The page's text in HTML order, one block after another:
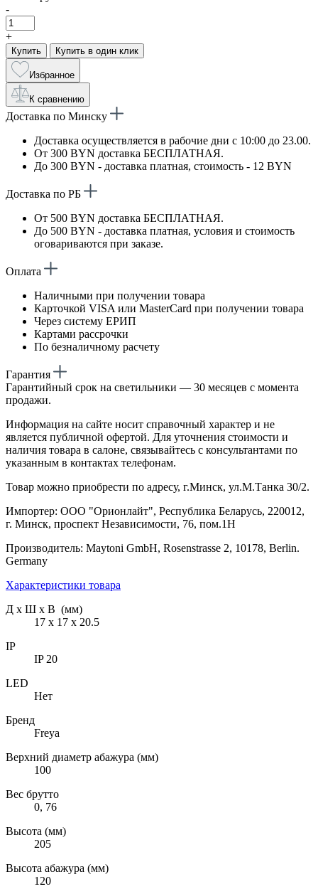
-
+
Купить Купить в один клик
Избранное
К сравнению
Доставка по Минску
Доставка осуществляется в рабочие дни с 10:00 до 23.00.
От 300 BYN доставка БЕСПЛАТНАЯ.
До 300 BYN - доставка платная, стоимость - 12 BYN
Доставка по РБ
От 500 BYN доставка БЕСПЛАТНАЯ.
До 500 BYN - доставка платная, условия и стоимость
оговариваются при заказе.
Оплата
Наличными при получении товара
Карточкой VISA или MasterCard при получении товара
Через систему ЕРИП
Картами рассрочки
По безналичному расчету
Гарантия
Гарантийный срок на светильники — 30 месяцев с момента
продажи.
Информация на сайте носит справочный характер и не
является публичной офертой. Для уточнения стоимости и
наличия товара в салоне, связывайтесь с консультантами по
указанным в контактах телефонам.
Товар можно приобрести по адресу, г.Минск, ул.М.Танка 30/2.
Импортер: ООО "Орионлайт", Республика Беларусь, 220012,
г. Минск, проспект Независимости, 76, пом.1Н
Производитель: Maytoni GmbH, Rosenstrasse 2, 10178, Berlin.
Germany
Характеристики товара
Д х Ш х В (мм)
17 х 17 х 20.5
IP
IP 20
LED
Нет
Бренд
Freya
Верхний диаметр абажура (мм)
100
Вес брутто
0, 76
Высота (мм)
205
Высота абажура (мм)
120